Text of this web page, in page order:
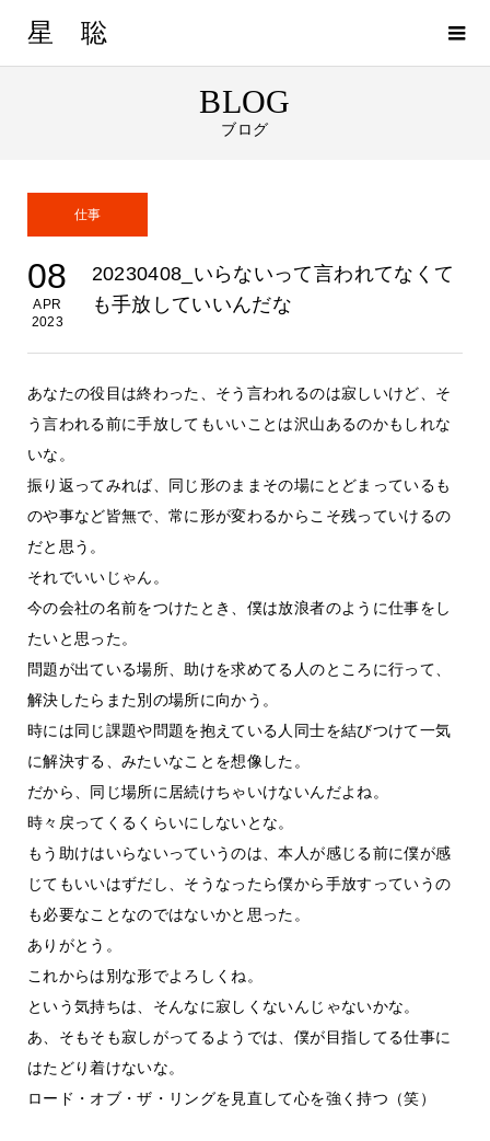
星 聡
BLOG
ブログ
仕事
08
APR
2023
20230408_いらないって言われてなくて
も手放していいんだな
あなたの役目は終わった、そう言われるのは寂しいけど、そ
う言われる前に手放してもいいことは沢山あるのかもしれな
いな。
振り返ってみれば、同じ形のままその場にとどまっているも
のや事など皆無で、常に形が変わるからこそ残っていけるの
だと思う。
それでいいじゃん。
今の会社の名前をつけたとき、僕は放浪者のように仕事をし
たいと思った。
問題が出ている場所、助けを求めてる人のところに行って、
解決したらまた別の場所に向かう。
時には同じ課題や問題を抱えている人同士を結びつけて一気
に解決する、みたいなことを想像した。
だから、同じ場所に居続けちゃいけないんだよね。
時々戻ってくるくらいにしないとな。
もう助けはいらないっていうのは、本人が感じる前に僕が感
じてもいいはずだし、そうなったら僕から手放すっていうの
も必要なことなのではないかと思った。
ありがとう。
これからは別な形でよろしくね。
という気持ちは、そんなに寂しくないんじゃないかな。
あ、そもそも寂しがってるようでは、僕が目指してる仕事に
はたどり着けないな。
ロード・オブ・ザ・リングを見直して心を強く持つ（笑）